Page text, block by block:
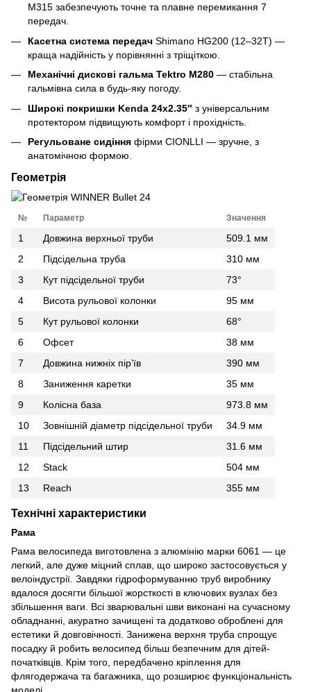
M315 забезпечують точне та плавне перемикання 7
передач.
Касетна система передач Shimano HG200 (12–32T) —
краща надійність у порівнянні з тріщіткою.
Механічні дискові гальма Tektro M280 — стабільна
гальмівна сила в будь-яку погоду.
Широкі покришки Kenda 24x2.35″ з універсальним
протектором підвищують комфорт і прохідність.
Регульоване сидіння фірми CIONLLI — зручне, з
анатомічною формою.
Геометрія
№ Параметр Значення
1 Довжина верхньої труби
509.1 мм
2
Підсідельна труба
310 мм
3
Кут підсідельної труби
73°
4
Висота рульової колонки
95 мм
5
Кут рульової колонки
68°
6
Офсет
38 мм
7
Довжина нижніх пір’їв
390 мм
8
Заниження каретки
35 мм
9
Колісна база
973.8 мм
10
Зовнішній діаметр підсідельної труби
34.9 мм
11
Підсідельний штир
31.6 мм
12
Stack
504 мм
13
Reach 355 мм
Технічні характеристики
Рама
Рама велосипеда виготовлена з алюмінію марки 6061 — це
легкий, але дуже міцний сплав, що широко застосовується у
велоіндустрії. Завдяки гідроформуванню труб виробнику
вдалося досягти більшої жорсткості в ключових вузлах без
збільшення ваги. Всі зварювальні шви виконані на сучасному
обладнанні, акуратно зачищені та додатково оброблені для
естетики й довговічності. Занижена верхня труба спрощує
посадку й робить велосипед більш безпечним для дітей-
початківців. Крім того, передбачено кріплення для
флягодержача та багажника, що розширює функціональність
моделі.